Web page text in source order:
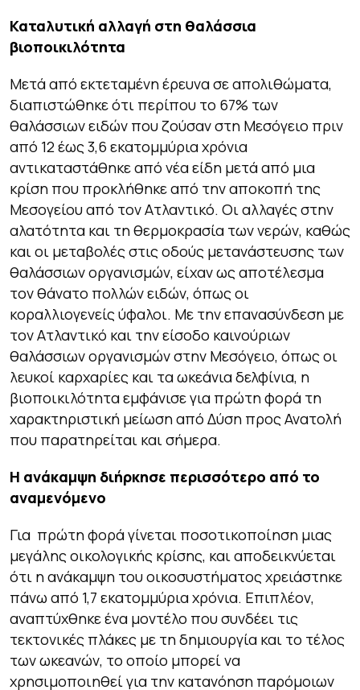
Καταλυτική αλλαγή στη θαλάσσια
βιοποικιλότητα
Μετά από εκτεταμένη έρευνα σε απολιθώματα,
διαπιστώθηκε ότι περίπου το 67% των
θαλάσσιων ειδών που ζούσαν στη Μεσόγειο πριν
από 12 έως 3,6 εκατομμύρια χρόνια
αντικαταστάθηκε από νέα είδη μετά από μια
κρίση που προκλήθηκε από την αποκοπή της
Μεσογείου από τον Ατλαντικό. Οι αλλαγές στην
αλατότητα και τη θερμοκρασία των νερών, καθώς
και οι μεταβολές στις οδούς μετανάστευσης των
θαλάσσιων οργανισμών, είχαν ως αποτέλεσμα
τον θάνατο πολλών ειδών, όπως οι
κοραλλιογενείς ύφαλοι. Με την επανασύνδεση με
τον Ατλαντικό και την είσοδο καινούριων
θαλάσσιων οργανισμών στην Μεσόγειο, όπως οι
λευκοί καρχαρίες και τα ωκεάνια δελφίνια, η
βιοποικιλότητα εμφάνισε για πρώτη φορά τη
χαρακτηριστική μείωση από Δύση προς Ανατολή
που παρατηρείται και σήμερα.
Η ανάκαμψη διήρκησε περισσότερο από το
αναμενόμενο
Για πρώτη φορά γίνεται ποσοτικοποίηση μιας
μεγάλης οικολογικής κρίσης, και αποδεικνύεται
ότι η ανάκαμψη του οικοσυστήματος χρειάστηκε
πάνω από 1,7 εκατομμύρια χρόνια. Επιπλέον,
αναπτύχθηκε ένα μοντέλο που συνδέει τις
τεκτονικές πλάκες με τη δημιουργία και το τέλος
των ωκεανών, το οποίο μπορεί να
χρησιμοποιηθεί για την κατανόηση παρόμοιων